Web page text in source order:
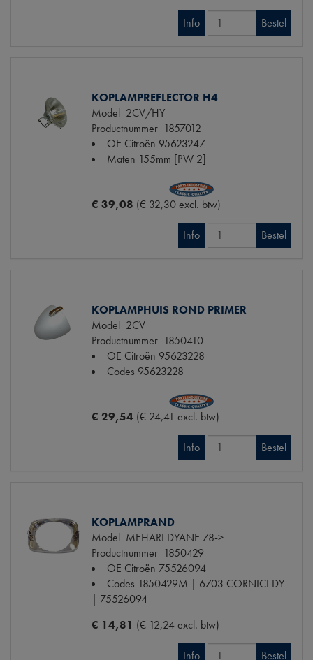
Info Bestel
KOPLAMPREFLECTOR H4
Model 2CV/HY
Productnummer 1857012
OE Citroën 95623247
Maten 155mm [PW 2]
€ 39,08 (€ 32,30 excl. btw)
Info Bestel
KOPLAMPHUIS ROND PRIMER
Model 2CV
Productnummer 1850410
OE Citroën 95623228
Codes 95623228
€ 29,54 (€ 24,41 excl. btw)
Info Bestel
KOPLAMPRAND
Model MEHARI DYANE 78->
Productnummer 1850429
OE Citroën 75526094
Codes 1850429M | 6703 CORNICI DY
| 75526094
€ 14,81 (€ 12,24 excl. btw)
Info Bestel